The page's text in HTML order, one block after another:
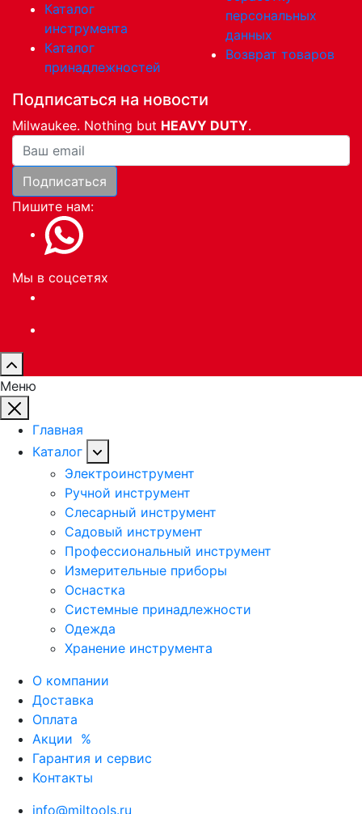
Каталог
инструмента
Каталог
принадлежностей
персональных
данных
Возврат товаров
Подписаться на новости
Milwaukee. Nothing but HEAVY DUTY.
Ваша почта
Подписаться
Пишите нам:
Мы в соцсетях
Меню
Главная
Каталог
Электроинструмент
Ручной инструмент
Слесарный инструмент
Садовый инструмент
Профессиональный инструмент
Измерительные приборы
Оснастка
Системные принадлежности
Одежда
Хранение инструмента
О компании
Доставка
Оплата
Акции %
Гарантия и сервис
Контакты
info@miltools.ru